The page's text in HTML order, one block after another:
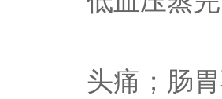
头痛；肠